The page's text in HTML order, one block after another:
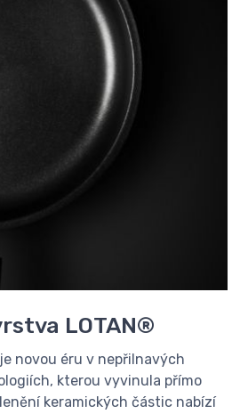
LOTAN®
novou éru v nepřilnavých
kterou vyvinula přímo
keramických částic nabízí